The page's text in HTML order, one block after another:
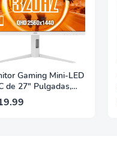
Gaming Mini-LED
de 27" Pulgadas,
2560×1440, 320Hz,
GtG, DisplayHDR,